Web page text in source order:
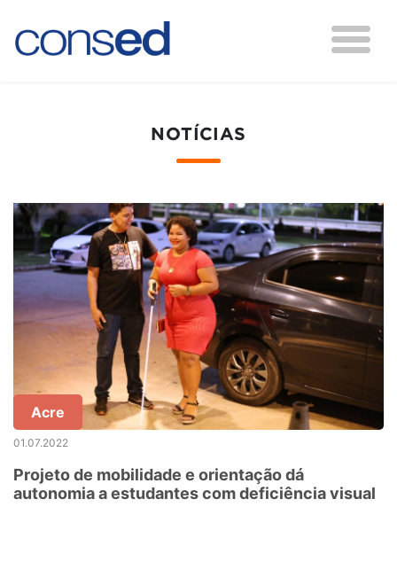
NOTÍCIAS
Acre
01.07.2022
Projeto de mobilidade e orientação dá
autonomia a estudantes com deficiência visual